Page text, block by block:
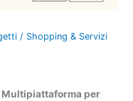
/ Shopping & Servizi
Multipiattaforma per